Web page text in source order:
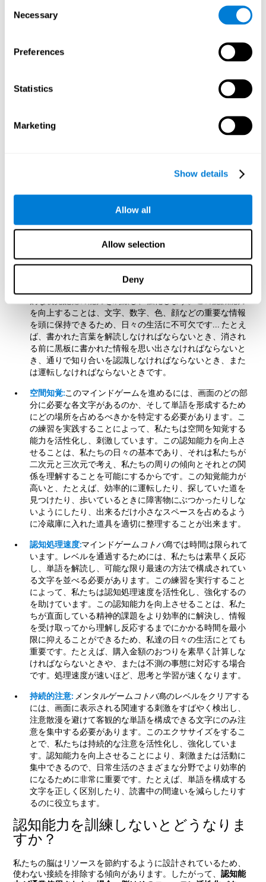
Selection
Necessary
Preferences
Statistics
Marketing
Show details
Allow all
Allow selection
Deny
達することを可能にするので、私達の日々の基本です。例
えば、学校の課題をどのように解決しようとしているの
作品を構築するのか、目的を達成するために取り組まなけ
ればならない課題はどれかなどです。
このメンタルゲームを進めていくと、ランダ
ムに位置を変える緑色の刺激が現れてきます。レベルをク
リアするには、動きとゲーム戦略をこれらの新しい変化す
る予期しない状況に適応させる必要があります。このメン
タルエクササイズを実践することで、認知の柔軟性を刺激
し、活性化しています。この認知能力は、流動的な知能
ることは機能しないとか、または機能しなくなったことを
考、意見を再調整するのに役立ちます。認知の柔軟性は、
日常生活のあらゆる分野、労働、学術、社会など...でより
メンタルゲームコトバ鳥
を効率的に確立できることが必要です。これを行うには、
各文字が配置された場所を覚えて、すばやく識別しなけれ
を向上することは、文字、数字、色、顔などの重要な情報
を頭に保持できるため、日々の生活に不可欠です... たとえ
ば、書かれた言葉を解読しなければならないとき、消され
る前に黒板に書かれた情報を思い出さなければならないと
き、通りで知り合いを認識しなければならないとき、また
は運転しなければならないときです。
空間知覚:このマインドゲームを進めるには、画面のどの部
分に必要な各文字があるのか、そして単語を形成するため
にどの場所を占めるべきかを特定する必要があります。こ
の練習を実践することによって、私たちは空間を知覚する
能力を活性化し、刺激しています。この認知能力を向上さ
せることは、私たちの日々の基本であり、それは私たちが
二次元と三次元で考え、私たちの周りの傾向とそれとの関
係を理解することを可能にするからです。この知覚能力が
高いと、たとえば、効率的に運転したり、探していた道を
見つけたり、歩いているときに障害物にぶつかったりしな
いようにしたり、出来るだけ小さなスペースを占めるよう
に冷蔵庫に入れた道具を適切に整理することが出来ます。
認知処理速度:マインドゲームコトバ鳥では時間は限られて
います。レベルを通過するためには、私たちは素早く反応
し、単語を解読し、可能な限り最速の方法で構成されてい
る文字を並べる必要があります。この練習を実行すること
によって、私たちは認知処理速度を活性化し、強化するの
を助けています。この認知能力を向上させることは、私た
ちが直面している精神的課題をより効率的に解決し、情報
を受け取ってから理解し反応するまでにかかる時間を最小
限に抑えることができるため、私達の日々の生活にとても
重要です。たとえば、購入金額のおつりを素早く計算しな
ければならないときや、または不測の事態に対応する場合
です。処理速度が速いほど、思考と学習が速くなります。
持続的注意: メンタルゲームコトバ鳥のレベルをクリアする
には、画面に表示される関連する刺激をすばやく検出し、
注意散漫を避けて客観的な単語を構成できる文字にのみ注
意を集中する必要があります。このエクササイズをするこ
とで、私たちは持続的な注意を活性化し、強化していま
す。認知能力を向上させることにより、刺激または活動に
集中できるので、日常生活のさまざまな分野でより効率的
になるために非常に重要です。たとえば、単語を構成する
文字を正しく区別したり、読書中の間違いを減らしたりす
るのに役立ちます。
認知能力を訓練しないとどうなりま
すか？
私たちの脳はリソースを節約するように設計されているため、
使わない接続を排除する傾向があります。したがって、認知能